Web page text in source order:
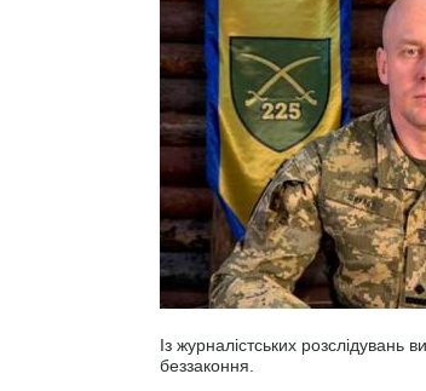
Із журналістських
беззаконня.